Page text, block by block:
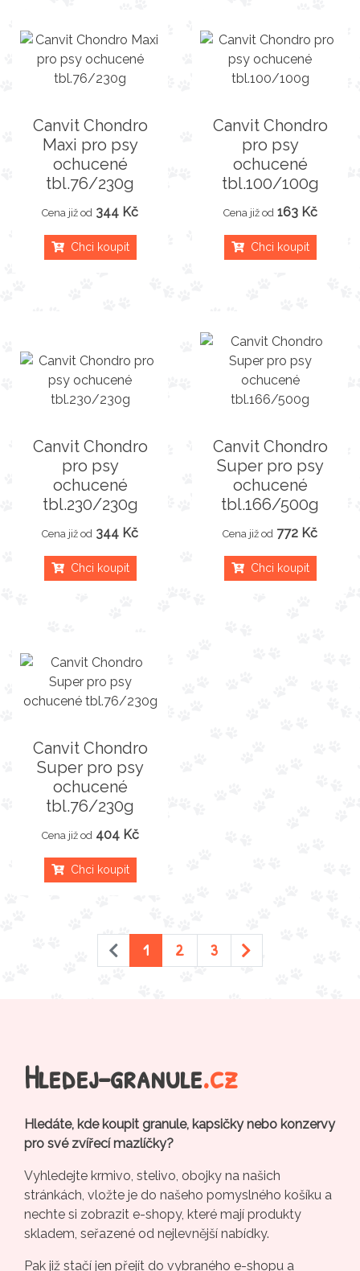
Canvit Chondro
Maxi pro psy
ochucené
tbl.76/230g
Cena již od 344 Kč
Chci koupit
Canvit Chondro
pro psy
ochucené
tbl.100/100g
Cena již od 163 Kč
Chci koupit
Canvit Chondro
pro psy
ochucené
tbl.230/230g
Cena již od 344 Kč
Chci koupit
Canvit Chondro
Super pro psy
ochucené
tbl.166/500g
Cena již od 772 Kč
Chci koupit
Canvit Chondro
Super pro psy
ochucené
tbl.76/230g
Cena již od 404 Kč
Chci koupit
1 2 3
Hledej-granule.cz
Hledáte, kde koupit granule, kapsičky nebo konzervy
pro své zvířecí mazlíčky?
Vyhledejte krmivo, stelivo, obojky na našich
stránkách, vložte je do našeho pomyslného košíku a
nechte si zobrazit e-shopy, které mají produkty
skladem, seřazené od nejlevnější nabídky.
Pak již stačí jen přejít do vybraného e-shopu a